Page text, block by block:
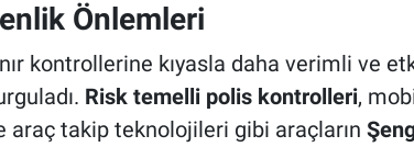
Önlemleri
kontrollerine kıyasla daha verimli ve
Risk temelli polis kontrolleri,
araç takip teknolojileri gibi araçların